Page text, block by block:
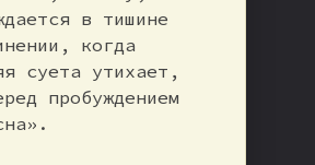
в тишине
когда
суета утихает,
пробуждением